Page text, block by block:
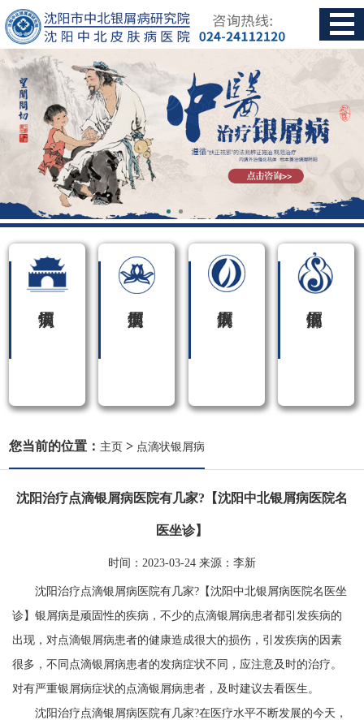
您当前的位置： 主页 > 点滴状银屑病
沈阳治疗点滴银屑病医院有几家?【沈阳中北银屑病医院名
医坐诊】
时间： 2023-03-24 来源： 李新
沈阳治疗点滴银屑病医院有几家?【沈阳中北银屑病医院名医坐
诊】银屑病是顽固性的疾病，不少的点滴银屑病患者都引发疾病的
出现，对点滴银屑病患者的健康造成很大的损伤，引发疾病的因素
很多，不同点滴银屑病患者的发病症状不同，应注意及时的治疗。
对有严重银屑病症状的点滴银屑病患者，及时建议去看医生。
沈阳治疗点滴银屑病医院有几家?在医疗水平不断发展的今天，